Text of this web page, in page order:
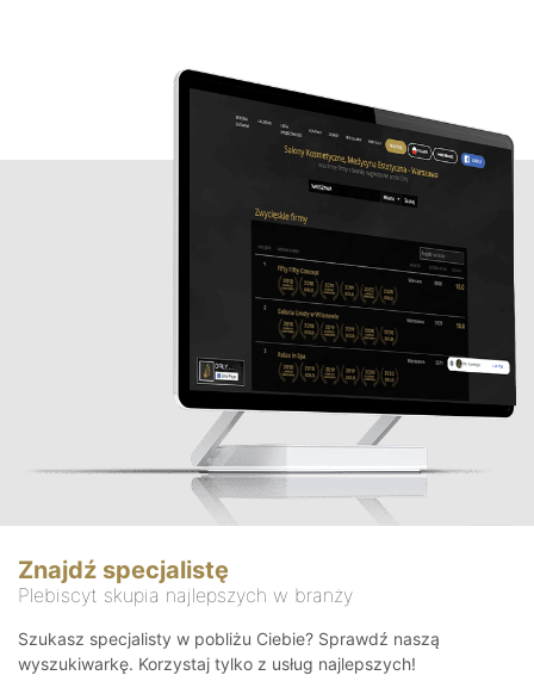
Znajdź specjalistę
Plebiscyt skupia najlepszych w branży
Szukasz specjalisty w pobliżu Ciebie? Sprawdź naszą
wyszukiwarkę. Korzystaj tylko z usług najlepszych!